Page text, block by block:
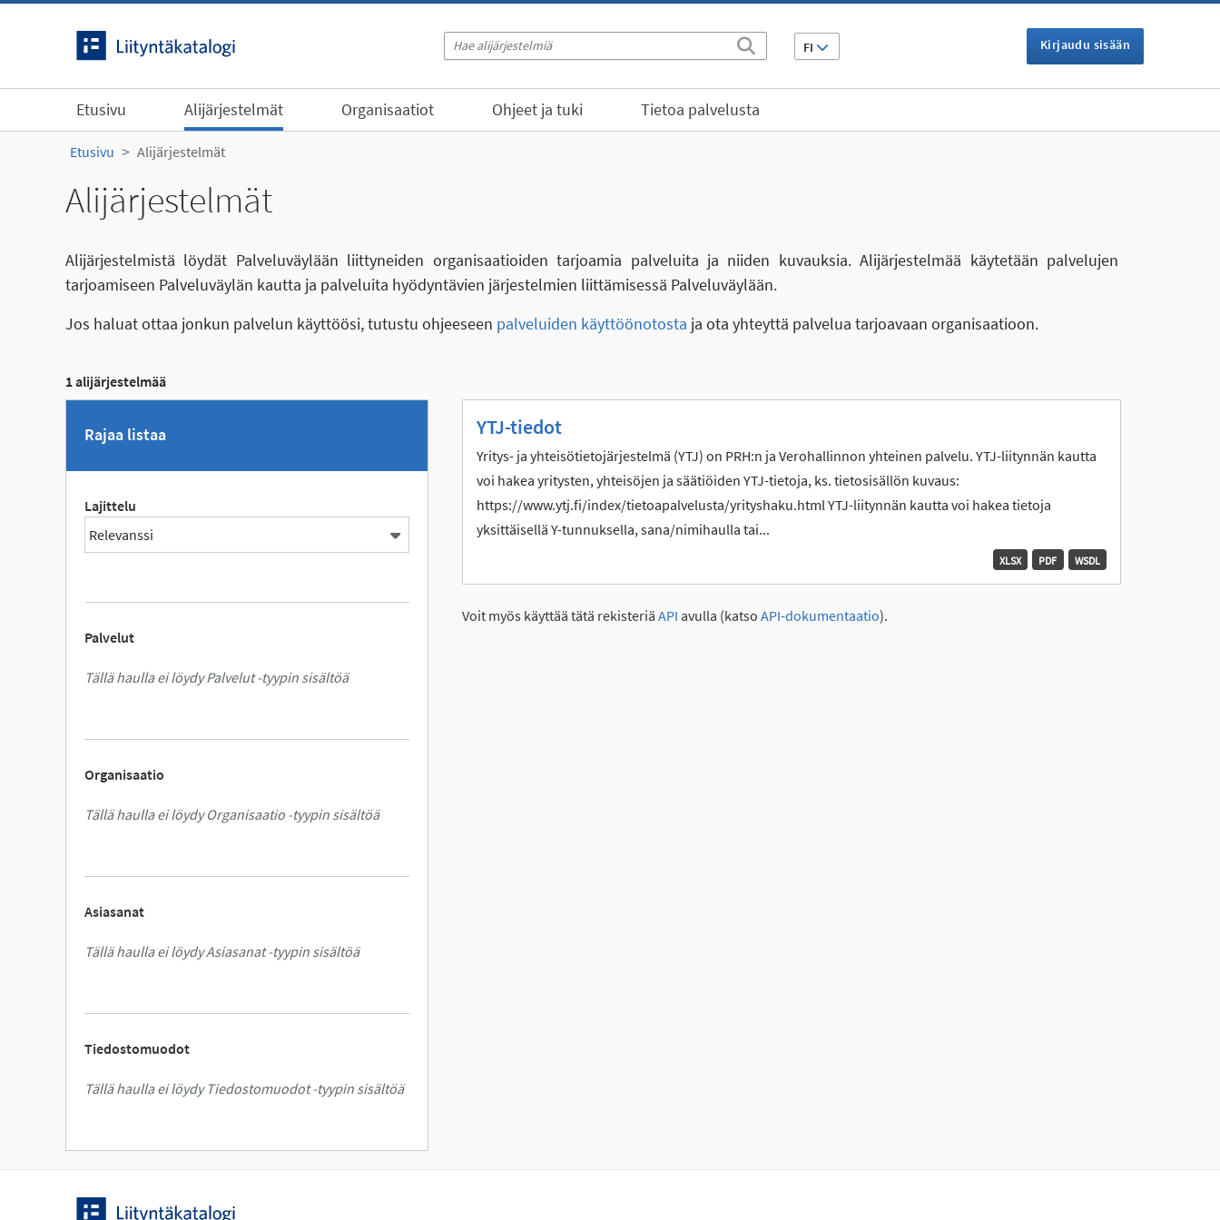
FI Kirjaudu sisään
Etusivu Alijärjestelmät Organisaatiot Ohjeet ja tuki Tietoa palvelusta
Etusivu Alijärjestelmät
Alijärjestelmät
Alijärjestelmistä löydät Palveluväylään liittyneiden organisaatioiden tarjoamia palveluita ja niiden kuvauksia. Alijärjestelmää käytetään palvelujen
tarjoamiseen Palveluväylän kautta ja palveluita hyödyntävien järjestelmien liittämisessä Palveluväylään.
Jos haluat ottaa jonkun palvelun käyttöösi, tutustu ohjeeseen palveluiden käyttöönotosta ja ota yhteyttä palvelua tarjoavaan organisaatioon.
1 alijärjestelmää
Rajaa listaa
Lajittelu
Palvelut
Tällä haulla ei löydy Palvelut -tyypin sisältöä
Organisaatio
Tällä haulla ei löydy Organisaatio -tyypin sisältöä
Asiasanat
Tällä haulla ei löydy Asiasanat -tyypin sisältöä
Tiedostomuodot
Tällä haulla ei löydy Tiedostomuodot -tyypin sisältöä
YTJ-tiedot
Yritys- ja yhteisötietojärjestelmä (YTJ) on PRH:n ja Verohallinnon yhteinen palvelu. YTJ-liitynnän kautta
voi hakea yritysten, yhteisöjen ja säätiöiden YTJ-tietoja, ks. tietosisällön kuvaus:
https://www.ytj.fi/index/tietoapalvelusta/yrityshaku.html YTJ-liitynnän kautta voi hakea tietoja
yksittäisellä Y-tunnuksella, sana/nimihaulla tai...
WSDL
PDF
XLSX
Voit myös käyttää tätä rekisteriä API avulla (katso API-dokumentaatio).